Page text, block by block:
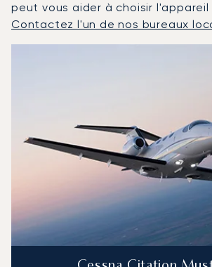
peut vous aider à choisir l'appareil
Contactez l'un de nos bureaux